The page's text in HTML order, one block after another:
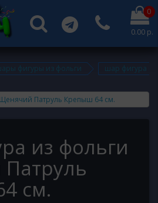
0
0.00 р.
фигуры из фольги шар фигура
из фольги
см.